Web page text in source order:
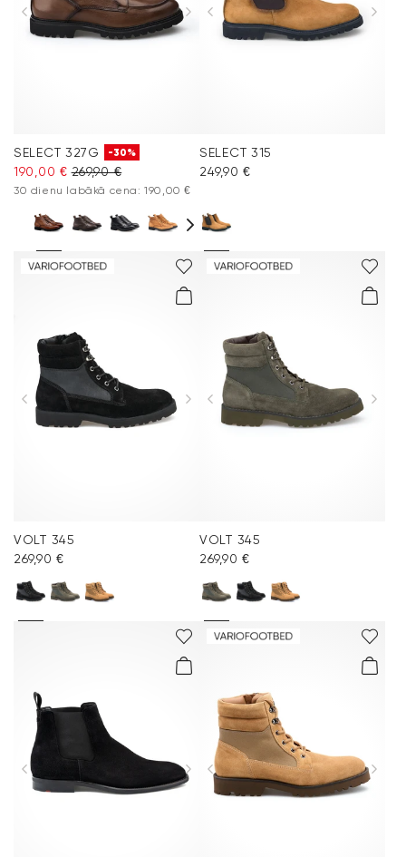
Aksesuāri
Kopšana un piederumi
SELECT 327G -30%
190,00 € 269,90 €
30 dienu labākā cena: 190,00 €
SELECT 315
249,90 €
VOLT 345
269,90 €
VOLT 345
269,90 €